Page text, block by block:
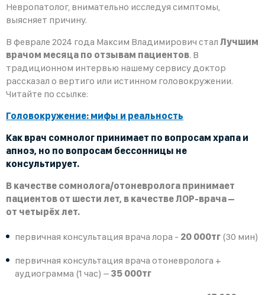
Невропатолог, внимательно исследуя симптомы,
выясняет причину.
В феврале 2024 года Максим Владимирович стал Лучшим
врачом месяца по отзывам пациентов. В
традиционном интервью нашему сервису доктор
рассказал о вертиго или истинном головокружении.
Читайте по ссылке:
Головокружение: мифы и реальность
Как врач сомнолог принимает по вопросам храпа и
апноэ, но по вопросам бессонницы не
консультирует.
В качестве сомнолога/отоневролога принимает
пациентов от шести лет, в качествеЛОР-врача –
от четырёх лет.
первичная консультация врача лора - 20 000тг (30 мин)
первичная консультация врача отоневролога +
аудиограмма (1 час) – 35 000тг